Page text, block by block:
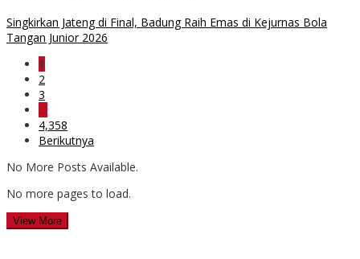
Singkirkan Jateng di Final, Badung Raih Emas di Kejurnas Bola
Tangan Junior 2026
1
2
3
…
4,358
Berikutnya
No More Posts Available.
No more pages to load.
View More